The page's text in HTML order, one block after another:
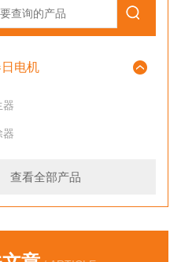
电机
器
器
查看全部产品